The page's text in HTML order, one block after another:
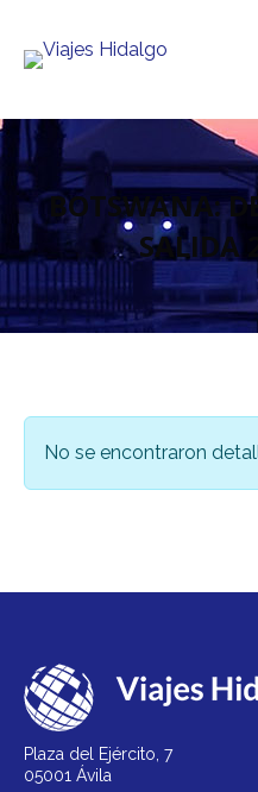
BOTSWANA:
SALIDA
No se encontraron
Plaza del Ejército, 7
05001 Ávila